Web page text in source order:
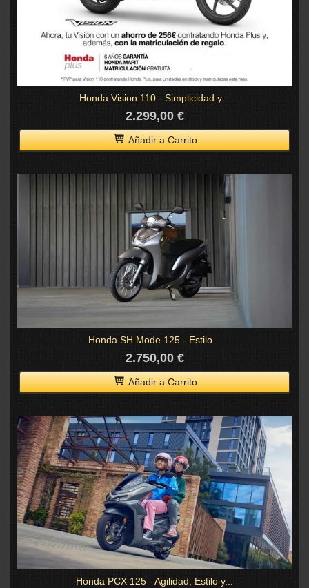
Honda Vision 110 - Simplicidad y...
2.299,00 €
Añadir a Carrito
Honda SH Mode 125 - Estilo...
2.750,00 €
Añadir a Carrito
Honda PCX 125 - Agilidad, Estilo y...